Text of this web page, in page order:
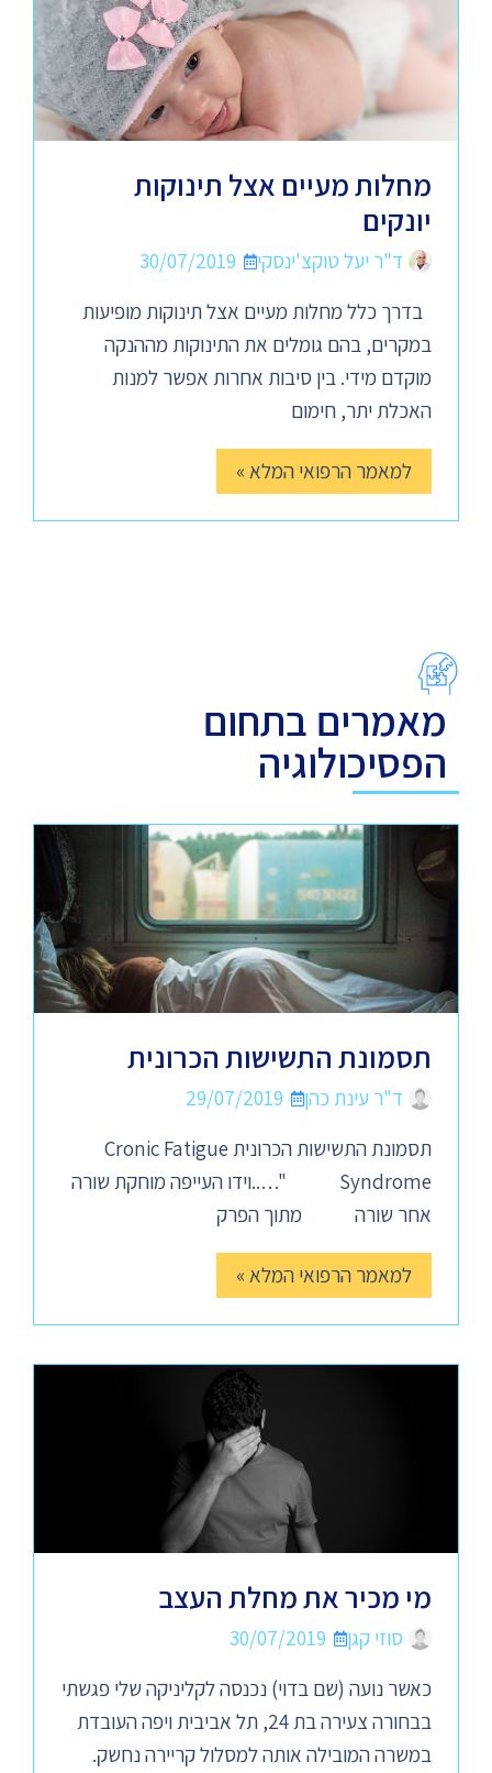
מחלות מעיים אצל תינוקות
יונקים
ד"ר יעל טוקצ'ינסקי
30/07/2019
בדרך כלל מחלות מעיים אצל תינוקות מופיעות
במקרים, בהם גומלים את התינוקות מההנקה
מוקדם מידי. בין סיבות אחרות אפשר למנות
האכלת יתר, חימום
למאמר הרפואי המלא »
מאמרים בתחום
הפסיכולוגיה
תסמונת התשישות הכרונית
ד"ר עינת כהן
29/07/2019
תסמונת התשישות הכרונית Cronic Fatigue
Syndrome "…..וידו העייפה מוחקת שורה
אחר שורה מתוך הפרק
למאמר הרפואי המלא »
מי מכיר את מחלת העצב
סוזי קגן
30/07/2019
כאשר נועה (שם בדוי) נכנסה לקליניקה שלי פגשתי
בבחורה צעירה בת 24, תל אביבית ויפה העובדת
במשרה המובילה אותה למסלול קריירה נחשק.